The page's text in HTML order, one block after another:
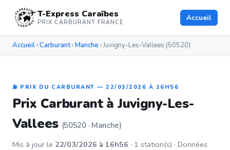
T-Express Caraïbes
PRIX CARBURANT FRANCE Accueil
Accueil ›Carburant›Manche › Juvigny-Les-Vallees (50520)
⛽ PRIX DU CARBURANT — 22/03/2026 À 16H56
Prix Carburant à Juvigny-Les-
Vallees (50520 · Manche)
Mis à jour le 22/03/2026 à 16h56 · 1 station(s) · Données